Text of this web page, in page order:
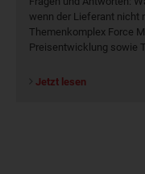
wenn der Lieferant nicht
Themenkomplex Force
Preisentwicklung sowie
Jetzt lesen